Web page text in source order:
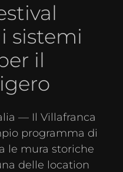
sistemi
il
— Il Villafranca
programma di
le mura storiche
delle location